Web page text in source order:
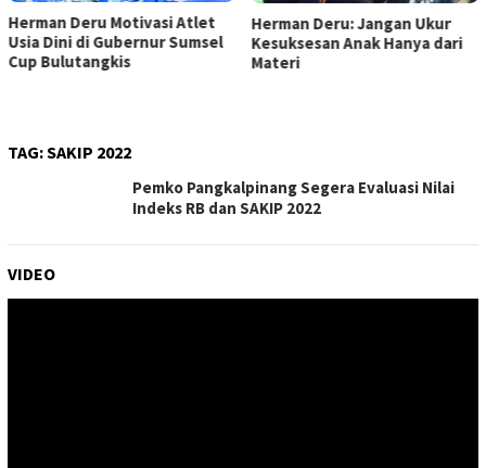
Herman Deru Motivasi Atlet
Usia Dini di Gubernur Sumsel
Cup Bulutangkis
Herman Deru: Jangan Ukur
Kesuksesan Anak Hanya dari
Materi
TAG:SAKIP 2022
Pemko Pangkalpinang Segera Evaluasi Nilai
Indeks RB dan SAKIP 2022
VIDEO